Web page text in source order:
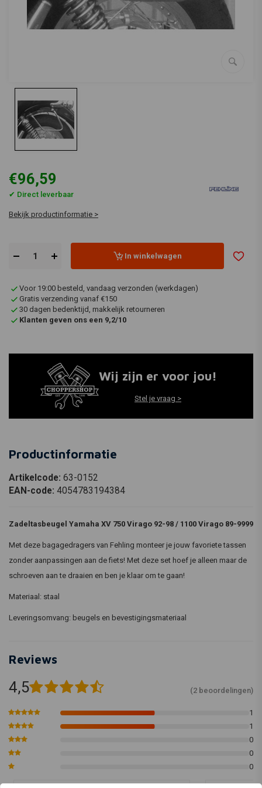
€96,59
✔ Direct leverbaar
Bekijk productinformatie >
In winkelwagen
Voor 19:00 besteld, vandaag verzonden (werkdagen)
Gratis verzending vanaf €150
30 dagen bedenktijd, makkelijk retourneren
Klanten geven ons een 9,2/10
Wij zijn er voor jou!
Stel je vraag >
Productinformatie
Artikelcode: 63-0152
EAN-code: 4054783194384
Zadeltasbeugel Yamaha XV 750 Virago 92-98 / 1100 Virago 89-9999
Met deze bagagedragers van Fehling monteer je jouw favoriete tassen
zonder aanpassingen aan de fiets! Met deze set hoef je alleen maar de
schroeven aan te draaien en ben je klaar om te gaan!
Materiaal: staal
Leveringsomvang: beugels en bevestigingsmateriaal
Reviews
4,5 (2 beoordelingen)
1
1
0
0
0